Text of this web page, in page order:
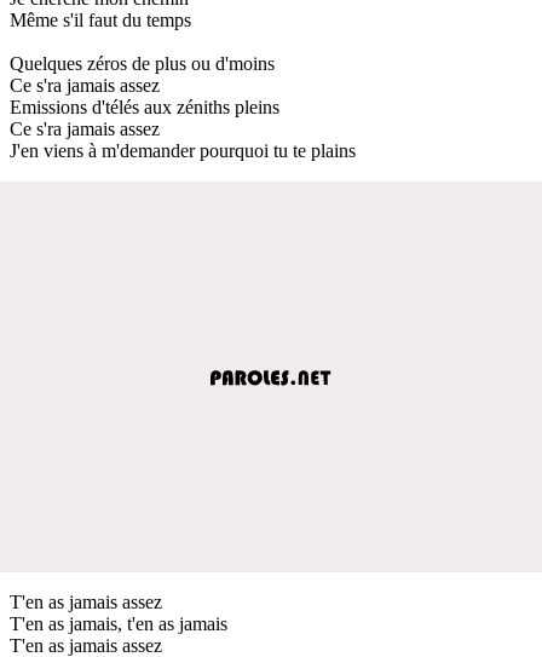
Même s'il faut du temps
Quelques zéros de plus ou d'moins
Ce s'ra jamais assez
Emissions d'télés aux zéniths pleins
Ce s'ra jamais assez
J'en viens à m'demander pourquoi tu te plains
T'en as jamais assez
T'en as jamais, t'en as jamais
T'en as jamais assez